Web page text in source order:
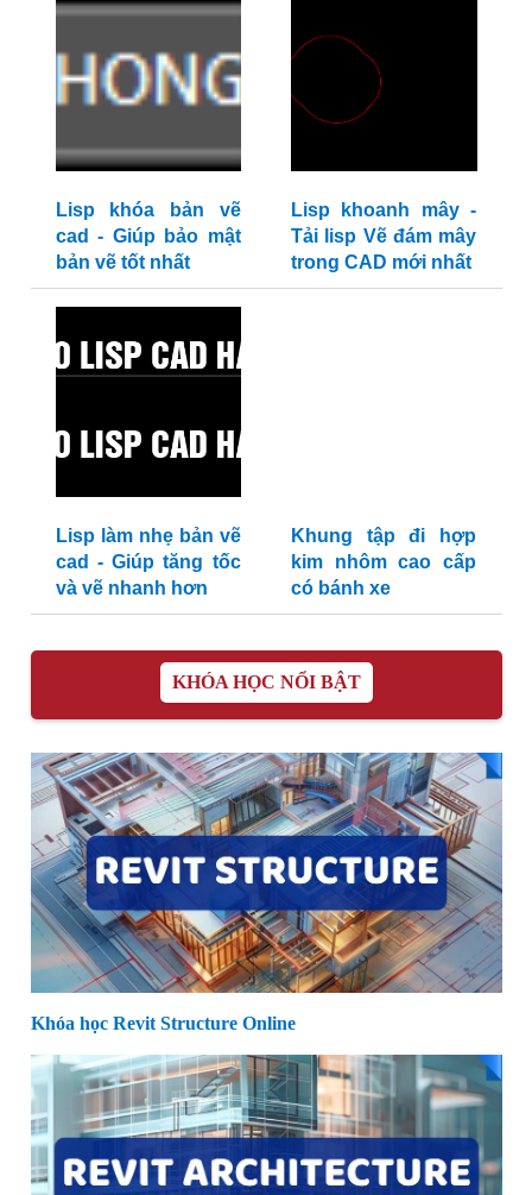
Lisp khóa bản vẽ
cad - Giúp bảo mật
bản vẽ tốt nhất
Lisp khoanh mây -
Tải lisp Vẽ đám mây
trong CAD mới nhất
Lisp làm nhẹ bản vẽ
cad - Giúp tăng tốc
và vẽ nhanh hơn
Khung tập đi hợp
kim nhôm cao cấp
có bánh xe
KHÓA HỌC NỔI BẬT
Khóa học Revit Structure Online